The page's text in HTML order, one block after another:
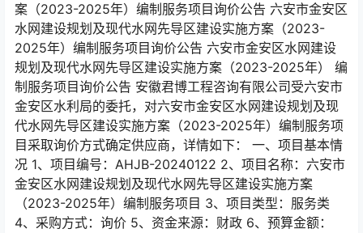
案（2023-2025年）编制服务项目询价公告 六安市金安区
水网建设规划及现代水网先导区建设实施方案（2023-
2025年）编制服务项目询价公告 六安市金安区水网建设
规划及现代水网先导区建设实施方案（2023-2025年） 编
制服务项目询价公告 安徽君博工程咨询有限公司受六安市
金安区水利局的委托，对六安市金安区水网建设规划及现
代水网先导区建设实施方案（2023-2025年）编制服务项
目采取询价方式确定供应商，详情如下： 一、项目基本情
况 1、项目编号：AHJB-20240122 2、项目名称：六安市
金安区水网建设规划及现代水网先导区建设实施方案
（2023-2025年）编制服务项目 3、项目类型：服务类
4、采购方式：询价 5、资金来源：财政 6、预算金额：